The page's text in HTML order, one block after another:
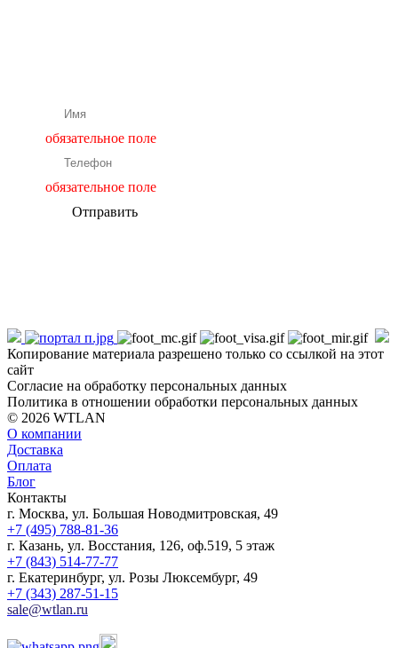
обязательное поле
обязательное поле
Отправить
Копирование материала разрешено только со ссылкой на этот
сайт
Согласие на обработку персональных данных
Политика в отношении обработки персональных данных
© 2026 WTLAN
О компании
Доставка
Оплата
Блог
Контакты
г. Москва, ул. Большая Новодмитровская, 49
+7 (495) 788-81-36
г. Казань, ул. Восстания, 126, оф.519, 5 этаж
+7 (843) 514-77-77
г. Екатеринбург, ул. Розы Люксембург, 49
+7 (343) 287-51-15
sale@wtlan.ru